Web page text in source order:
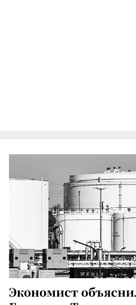
Экономист